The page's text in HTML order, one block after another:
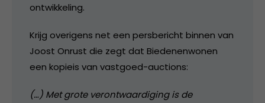
ontwikkeling.
Krijg overigens net een persbericht binnen van
Joost Onrust die zegt dat Biedenenwonen
een kopieis van vastgoed-auctions:
(…) Met grote verontwaardiging is de